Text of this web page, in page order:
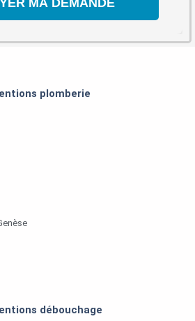
plomberie
débouchage